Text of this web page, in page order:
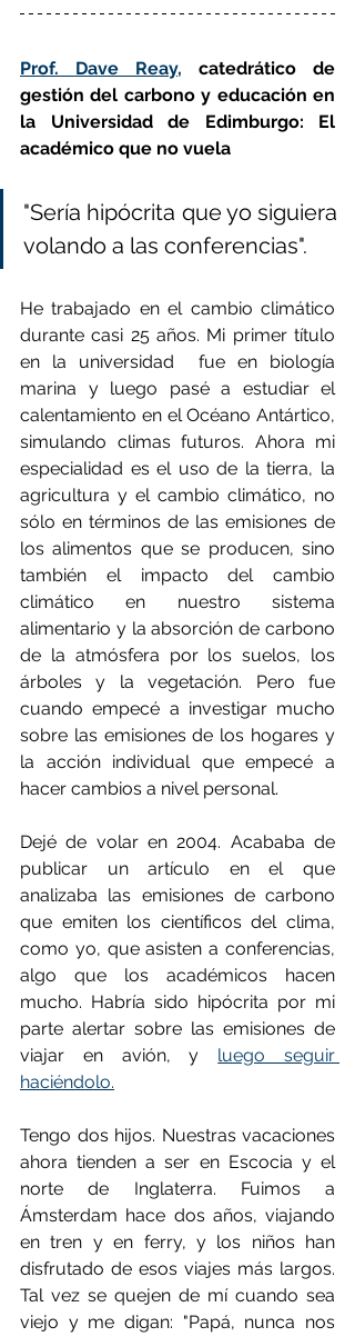
Prof. Dave Reay, catedrático de
gestión del carbono y educación en
la Universidad de Edimburgo: El
académico que no vuela
"Sería hipócrita que yo siguiera
volando a las conferencias".
He trabajado en el cambio climático
durante casi 25 años. Mi primer título
en la universidad  fue en biología
marina y luego pasé a estudiar el
calentamiento en el Océano Antártico,
simulando climas futuros. Ahora mi
especialidad es el uso de la tierra, la
agricultura y el cambio climático, no
sólo en términos de las emisiones de
los alimentos que se producen, sino
también el impacto del cambio
climático en nuestro sistema
alimentario y la absorción de carbono
de la atmósfera por los suelos, los
árboles y la vegetación. Pero fue
cuando empecé a investigar mucho
sobre las emisiones de los hogares y
la acción individual que empecé a
hacer cambios a nivel personal.
Dejé de volar en 2004. Acababa de
publicar un artículo en el que
analizaba las emisiones de carbono
que emiten los científicos del clima,
como yo, que asisten a conferencias,
algo que los académicos hacen
mucho. Habría sido hipócrita por mi
parte alertar sobre las emisiones de
viajar en avión, y luego seguir
haciéndolo.
Tengo dos hijos. Nuestras vacaciones
ahora tienden a ser en Escocia y el
norte de Inglaterra. Fuimos a
Ámsterdam hace dos años, viajando
en tren y en ferry, y los niños han
disfrutado de esos viajes más largos.
Tal vez se quejen de mí cuando sea
viejo y me digan: "Papá, nunca nos